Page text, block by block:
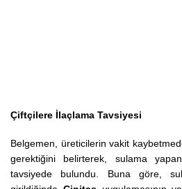
Çiftçilere İlaçlama Tavsiyesi
Belgemen, üreticilerin vakit
gerektiğini belirterek, sulama
tavsiyede bulundu. Buna göre,